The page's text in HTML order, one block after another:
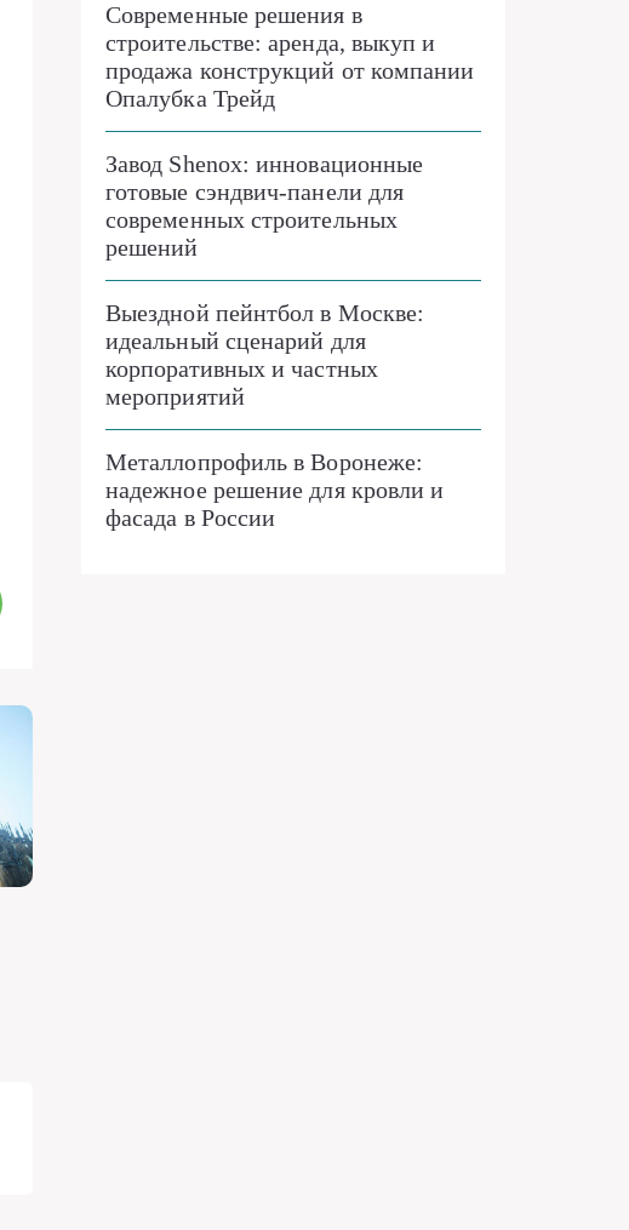
Современные решения в
строительстве: аренда, выкуп и
продажа конструкций от компании
Опалубка Трейд
Завод Shenox: инновационные
готовые сэндвич-панели для
современных строительных
решений
Выездной пейнтбол в Москве:
идеальный сценарий для
корпоративных и частных
мероприятий
Металлопрофиль в Воронеже:
надежное решение для кровли и
фасада в России